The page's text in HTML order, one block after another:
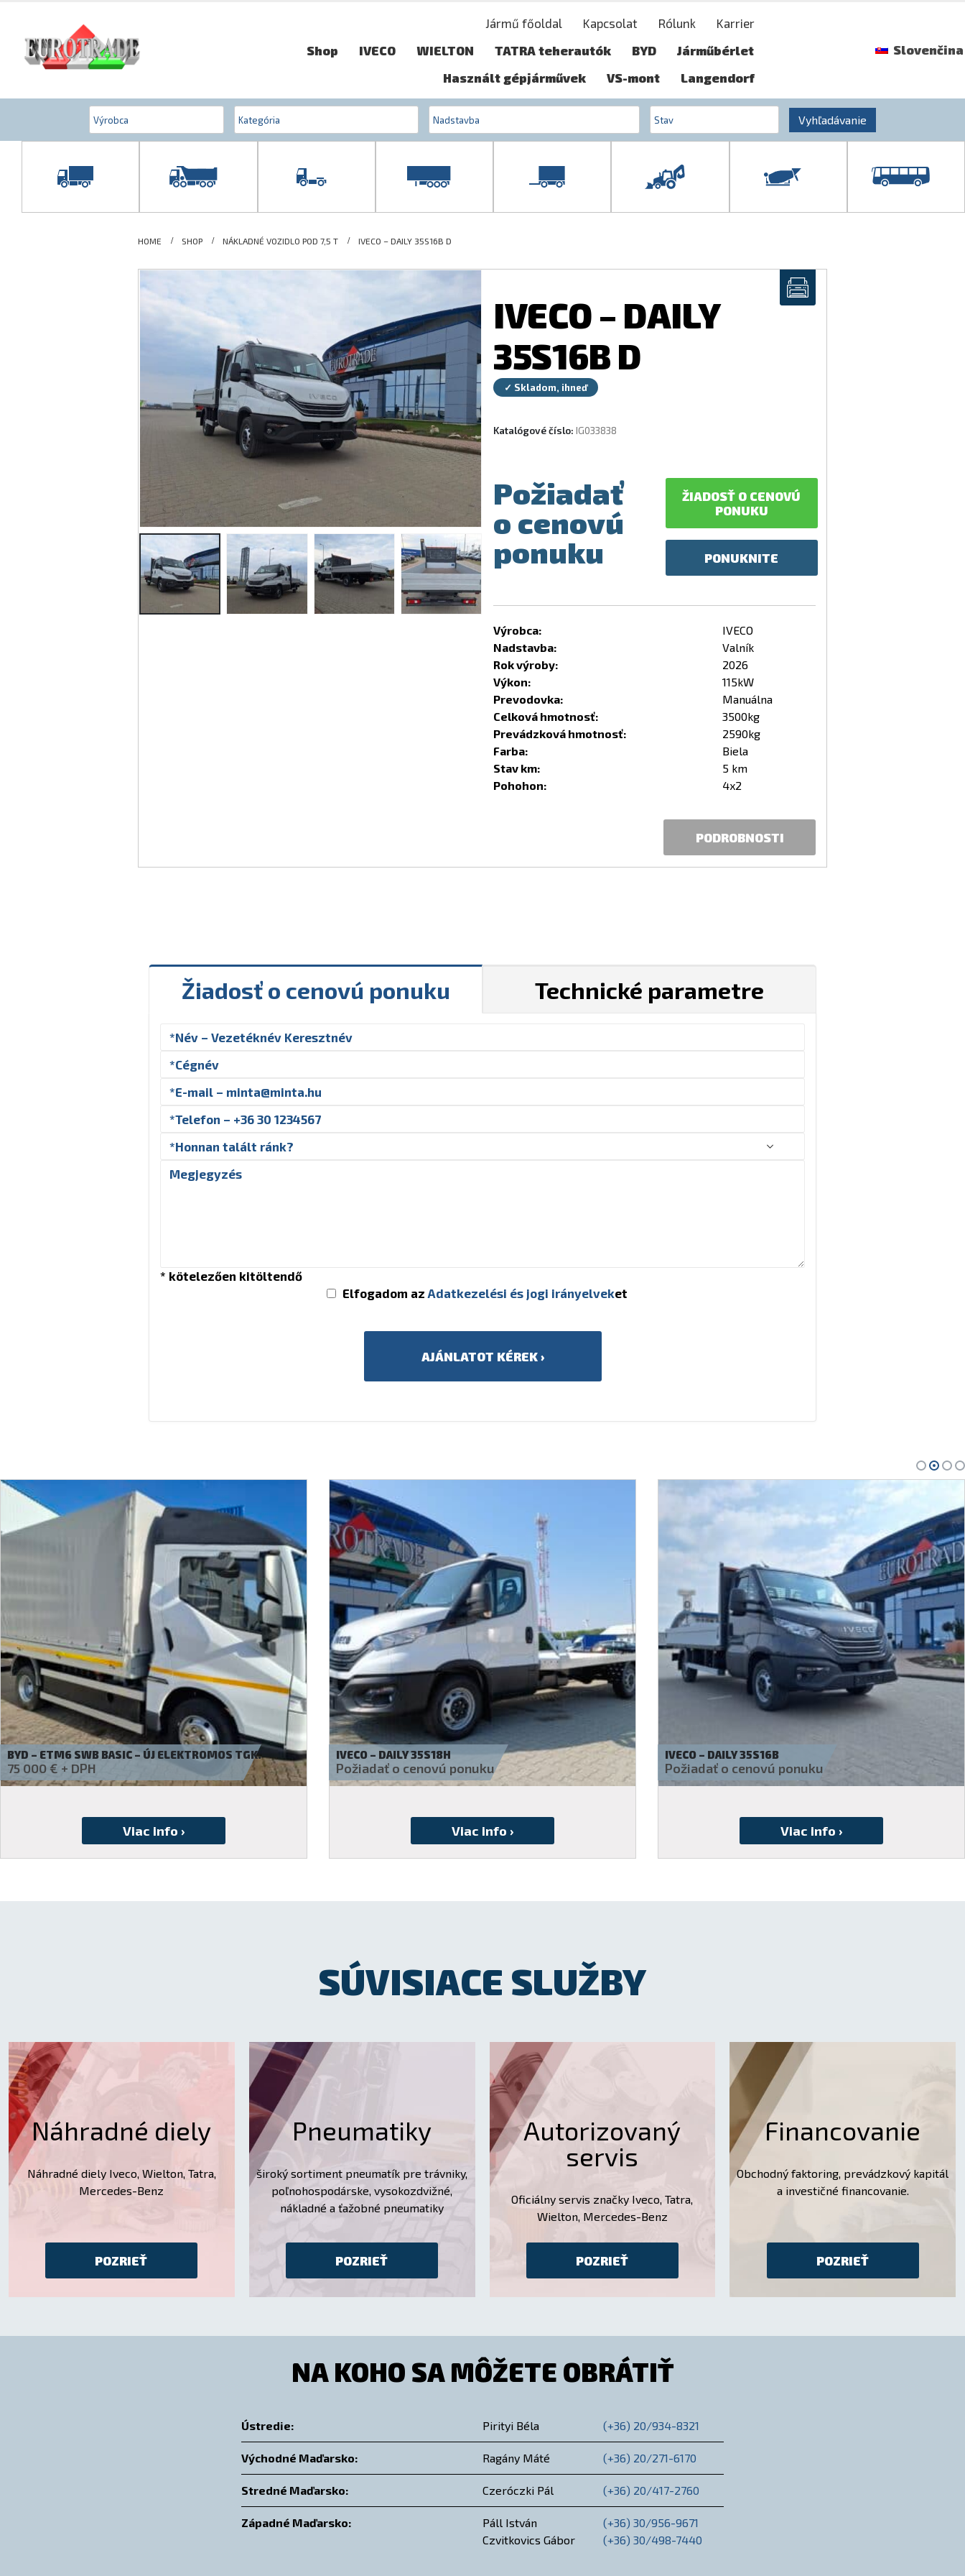
Jármű főoldal Kapcsolat Rólunk
Karrier
Shop
IVECO WIELTON TATRA teherautók BYD
Járműbérlet
Használt gépjárművek
VS-mont Langendorf
Slovenčina
Vyhľadávanie
HOME SHOP NÁKLADNÉ VOZIDLO POD 7,5 T IVECO – DAILY 35S16B D
IVECO – DAILY
35S16B D
✓ Skladom, ihneď
Katalógové číslo: IG033838
Požiadať
o cenovú
ponuku
ŽIADOSŤ O CENOVÚ
PONUKU
PONUKNITE
Výrobca:
IVECO
Nadstavba:
Valník
Rok výroby:
2026
Výkon:
115kW
Prevodovka:
Manuálna
Celková hmotnosť:
3500kg
Prevádzková hmotnosť:
2590kg
Farba:
Biela
Stav km:
5 km
Pohohon:
4x2
PODROBNOSTI
Žiadosť o cenovú ponuku Technické parametre
* kötelezően kitöltendő
Elfogadom az Adatkezelési és jogi irányelveket
IVECO – DAILY 35S18H
Požiadať o cenovú ponuku
IVECO – DAILY 35S16B
Požiadať o cenovú ponuku
IVECO – DAILY 35S14A8 V
Požiadať o cenovú ponuku
SÚVISIACE SLUŽBY
Náhradné diely
Náhradné diely Iveco, Wielton, Tatra,
Mercedes-Benz
POZRIEŤ
Pneumatiky
široký sortiment pneumatík pre trávniky,
poľnohospodárske, vysokozdvižné,
nákladné a ťažobné pneumatiky
POZRIEŤ
Autorizovaný
servis
Oficiálny servis značky Iveco, Tatra,
Wielton, Mercedes-Benz
POZRIEŤ
Financovanie
Obchodný faktoring, prevádzkový kapitál
a investičné financovanie.
POZRIEŤ
NA KOHO SA MÔŽETE OBRÁTIŤ
Ústredie: Pirityi Béla (+36) 20/934-8321
Východné Maďarsko: Ragány Máté (+36) 20/271-6170
Stredné Maďarsko: Czeróczki Pál (+36) 20/417-2760
Západné Maďarsko:
Páll István
Czvitkovics Gábor
(+36) 30/956-9671
(+36) 30/498-7440